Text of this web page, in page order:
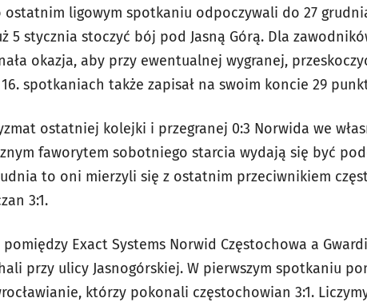
ostatnim ligowym spotkaniu odpoczywali do 27
5 stycznia stoczyć bój pod Jasną Górą. Dla
okazja, aby przy ewentualnej wygranej,
spotkaniach także zapisał na swoim koncie 29
ostatniej kolejki i przegranej 0:3 Norwida we
faworytem sobotniego starcia wydają się być
to oni mierzyli się z ostatnim przeciwnikiem
3:1.
Exact Systems Norwid Częstochowa a
przy ulicy Jasnogórskiej. W pierwszym spotkaniu
którzy pokonali częstochowian 3:1.